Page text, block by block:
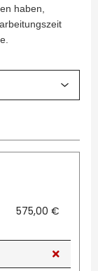
haben,
575,00 €